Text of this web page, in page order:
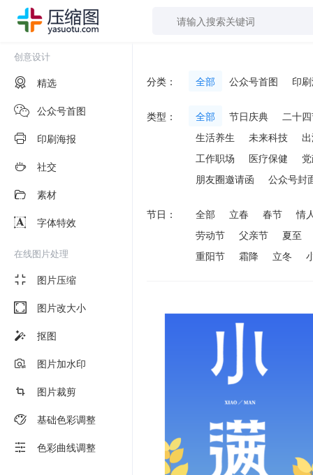
创意设计
精选
公众号首图
印刷海报
社交
素材
字体特效
在线图片处理
图片压缩
图片改大小
抠图
图片加水印
图片裁剪
基础色彩调整
色彩曲线调整
分类： 全部 公众号首图 印
类型： 全部 节日庆典
二十
生活养生
未来科技
工作职场
医疗保健
朋友圈邀请函
公众号封
节日： 全部 立春 春节
情
劳动节
父亲节
夏至
重阳节
霜降 立冬